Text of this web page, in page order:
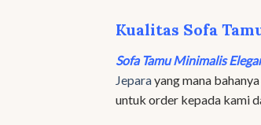
Kualitas Sofa
Sofa Tamu Minimalis
Jeparayang mana
untuk order kepada kami